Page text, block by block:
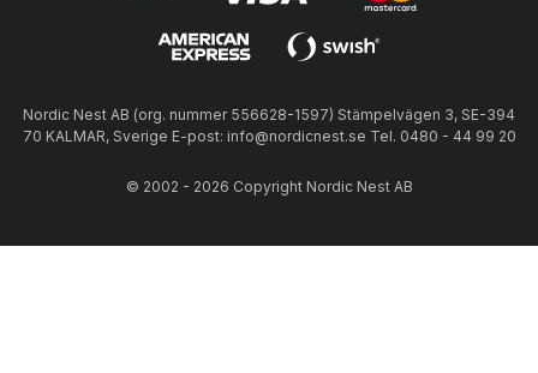
Nordic Nest AB (org. nummer 556628-1597) Stämpelvägen 3, SE-394
70 KALMAR, Sverige E-post: info@nordicnest.se Tel. 0480 - 44 99 20
© 2002 - 2026 Copyright Nordic Nest AB